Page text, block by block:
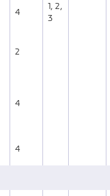
4
1, 2,
3
2
4
4